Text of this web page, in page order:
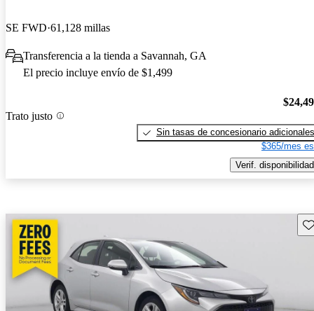
SE FWD 61,128 millas
Transferencia a la tienda a Savannah, GA
El precio incluye envío de $1,499
Trato justo
Sin tasas de concesionario adicionales
$365/mes
Verif. disponibilidad